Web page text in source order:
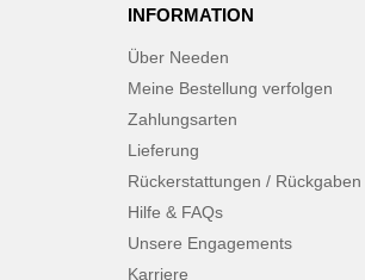
INFORMATION
Über Needen
Meine Bestellung verfolgen
Zahlungsarten
Lieferung
Rückerstattungen / Rückgaben
Hilfe & FAQs
Unsere Engagements
Karriere